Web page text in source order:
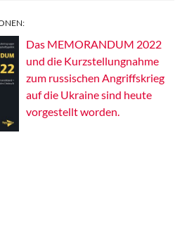
Das MEMORANDUM 2022
und die Kurzstellungnahme
zum russischen Angriffskrieg
auf die Ukraine sind heute
vorgestellt worden.